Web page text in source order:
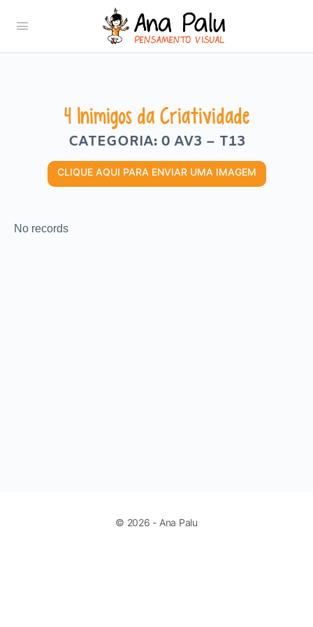
4 Inimigos da Criatividade
CATEGORIA: 0 AV3 – T13
CLIQUE AQUI PARA ENVIAR UMA IMAGEM
No records
© 2026 - Ana Palu